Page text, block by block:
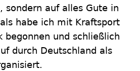
sondern auf alles Gute in
habe ich mit Kraftsport
begonnen und schließlich
durch Deutschland als